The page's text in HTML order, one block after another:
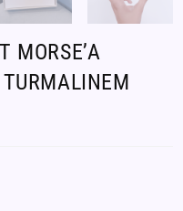
MORSE’A